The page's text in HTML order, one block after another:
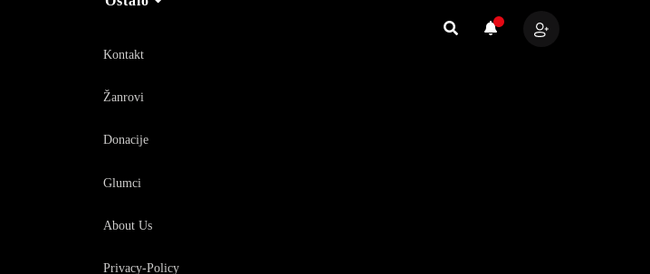
Kontakt
Žanrovi
Donacije
Glumci
About Us
Privacy-Policy